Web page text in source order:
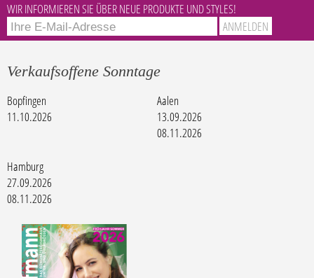
WIR INFORMIEREN SIE ÜBER NEUE PRODUKTE UND STYLES!
Verkaufsoffene Sonntage
Bopfingen
11.10.2026
Aalen
13.09.2026
08.11.2026
Hamburg
27.09.2026
08.11.2026